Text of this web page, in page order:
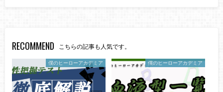
RECOMMEND こちらの記事も人気です。
僕のヒーローアカデミア 僕のヒーローアカデミア